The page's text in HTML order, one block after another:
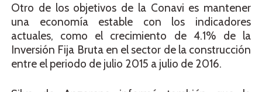
Otro de los objetivos de la Conavi es mantener
una economía estable con los indicadores
actuales, como el crecimiento de 4.1% de la
Inversión Fija Bruta en el sector de la construcción
entre el periodo de julio 2015 a julio de 2016.